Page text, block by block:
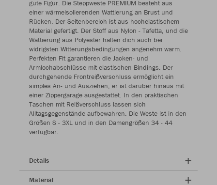
gute Figur. Die Steppweste PREMIUM besteht aus
einer wärmeisolierenden Wattierung an Brust und
Rücken. Der Seitenbereich ist aus hochelastischem
Material gefertigt. Der Stoff aus Nylon - Tafetta, und die
Wattierung aus Polyester halten dich auch bei
widrigsten Witterungsbedingungen angenehm warm.
Perfekten Fit garantieren die Jacken- und
Armlochabschlüsse mit elastischen Bindings. Der
durchgehende Frontreißverschluss ermöglicht ein
simples An- und Ausziehen, er ist darüber hinaus mit
einer Zippergarage ausgestattet. In den praktischen
Taschen mit Reißverschluss lassen sich
Alltagsgegenstände aufbewahren. Die Weste ist in den
Größen S - 3XL und in den Damengrößen 34 - 44
verfügbar.
Details
Material